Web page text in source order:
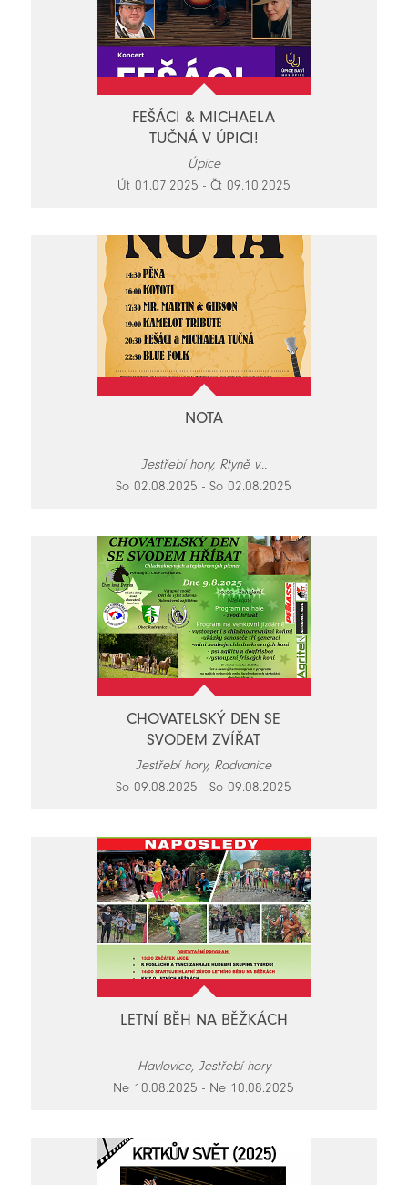
FEŠÁCI & MICHAELA
TUČNÁ V ÚPICI!
Úpice
Út 01.07.2025 - Čt 09.10.2025
NOTA
Jestřebí hory, Rtyně v...
So 02.08.2025 - So 02.08.2025
CHOVATELSKÝ DEN SE
SVODEM ZVÍŘAT
Jestřebí hory, Radvanice
So 09.08.2025 - So 09.08.2025
LETNÍ BĚH NA BĚŽKÁCH
Havlovice, Jestřebí hory
Ne 10.08.2025 - Ne 10.08.2025